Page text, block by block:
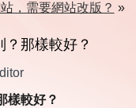
，需要網站改版？ »
那樣較好？
樣較好？